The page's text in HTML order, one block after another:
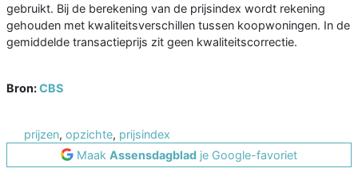
gebruikt. Bij de berekening van de prijsindex wordt rekening
gehouden met kwaliteitsverschillen tussen koopwoningen. In de
gemiddelde transactieprijs zit geen kwaliteitscorrectie.
Bron:CBS
prijzen, opzichte, prijsindex
Maak Assensdagblad je Google-favoriet